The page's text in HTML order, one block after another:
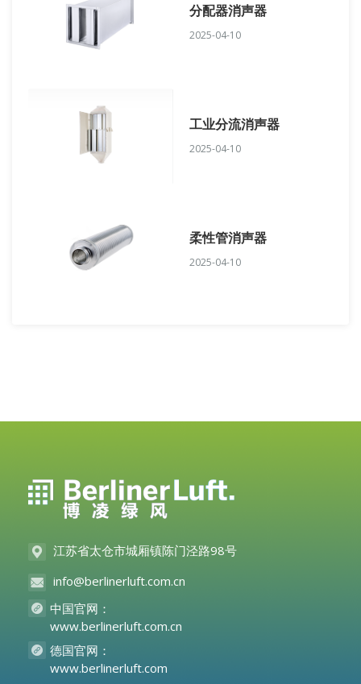
分配器消声器
2025-04-10
工业分流消声器
2025-04-10
柔性管消声器
2025-04-10
江苏省太仓市城厢镇陈门泾路98号
info@berlinerluft.com.cn
中国官网：
www.berlinerluft.com.cn
德国官网：
www.berlinerluft.com